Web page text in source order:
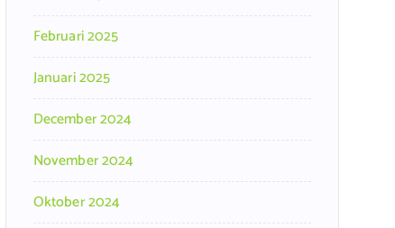
Februari 2025
Januari 2025
December 2024
November 2024
Oktober 2024